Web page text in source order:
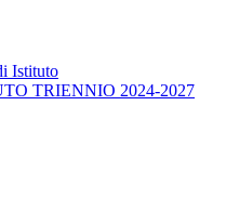
Istituto
TRIENNIO 2024-2027